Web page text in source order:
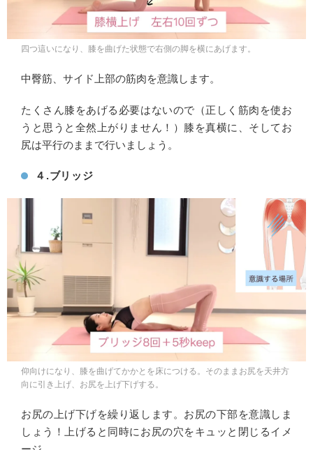
四つ這いになり、膝を曲げた状態で右側の脚を横にあげます。
中臀筋、サイド上部の筋肉を意識します。
たくさん膝をあげる必要はないので（正しく筋肉を使お
うと思うと全然上がりません！）膝を真横に、そしてお
尻は平行のままで行いましょう。
４.ブリッジ
仰向けになり、膝を曲げてかかとを床につける。そのままお尻を天井方
向に引き上げ、お尻を上げ下げする。
お尻の上げ下げを繰り返します。お尻の下部を意識しま
しょう！上げると同時にお尻の穴をキュッと閉じるイメ